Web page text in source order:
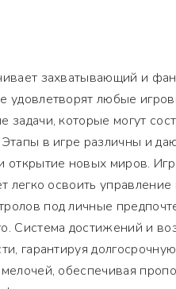
захватывающий и
удовлетворят любые
задачи, которые могут
в игре различны и
открытие новых миров.
легко освоить
под личные
Система достижений и
гарантируя
обеспечивая